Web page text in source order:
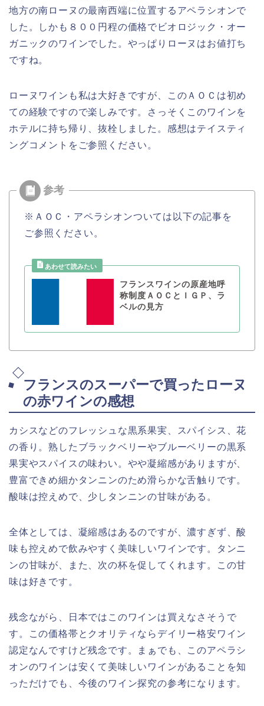
地方の南ローヌの最南西端に位置するアペラシオンで
した。しかも８００円程の価格でビオロジック・オー
ガニックのワインでした。やっぱりローヌはお値打ち
ですね。
ローヌワインも私は大好きですが、このＡＯＣは初め
ての経験ですので楽しみです。さっそくこのワインを
ホテルに持ち帰り、抜栓しました。感想はテイスティ
ングコメントをご参照ください。
※ＡＯＣ・アペラシオンついては以下の記事を
ご参照ください。
フランスワインの原産地呼
称制度ＡＯＣとＩＧＰ、ラ
ベルの見方
フランスのスーパーで買ったローヌ
の赤ワインの感想
カシスなどのフレッシュな黒系果実、スパイシス、花
の香り。熟したブラックベリーやブルーベリーの黒系
果実やスパイスの味わい。やや凝縮感がありますが、
豊富できめ細かタンニンのため滑らかな舌触りです。
酸味は控えめで、少しタンニンの甘味がある。
全体としては、凝縮感はあるのですが、濃すぎず、酸
味も控えめで飲みやすく美味しいワインです。タンニ
ンの甘味が、また、次の杯を促してくれます。この甘
味は好きです。
残念ながら、日本ではこのワインは買えなさそうで
す。この価格帯とクオリティならデイリー格安ワイン
認定なんですけど残念です。まぁでも、このアペラシ
オンのワインは安くて美味しいワインがあることを知
っただけでも、今後のワイン探究の参考になります。